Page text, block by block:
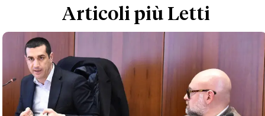
Articoli più Letti